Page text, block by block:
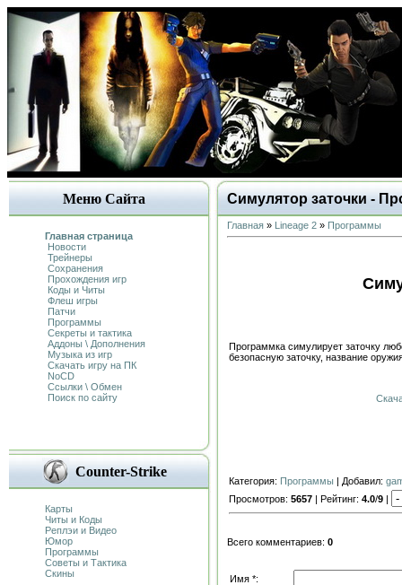
Меню Сайта
Главная страница
Новости
Трейнеры
Сохранения
Прохождения игр
Коды и Читы
Флеш игры
Патчи
Программы
Секреты и тактика
Аддоны \ Дополнения
Музыка из игр
Скачать игру на ПК
NoCD
Ссылки \ Обмен
Поиск по сайту
Counter-Strike
Карты
Читы и Коды
Реплэи и Видео
Юмор
Программы
Советы и Тактика
Скины
Симулятор заточки -
Главная » Lineage 2 » Программы
Программка симулирует заточку
безопасную заточку, название
Категория: Программы | Добавил:
Просмотров: 5657 | Рейтинг: 4.0/9 |
Всего комментариев: 0
Имя *: